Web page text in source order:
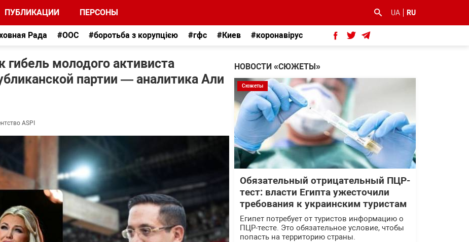
ПУБЛИКАЦИИ ПЕРСОНЫ UA RU
Рада #ООС #боротьба з корупцією #гфс #Киев #коронавірус
гибель молодого активиста
партии — аналитика Али
ASPI
НОВОСТИ «СЮЖЕТЫ»
Сюжеты
Обязательный отрицательный ПЦР-
тест: власти Египта ужесточили
требования к украинским туристам
Египет потребует от туристов информацию о
ПЦР-тесте. Это обязательное условие, чтобы
попасть на территорию страны.